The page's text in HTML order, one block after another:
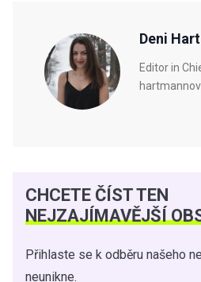
Deni
Editor in
CHCETE ČÍST TEN
NEJZAJÍMAVĚJŠÍ
Přihlaste se k odběru našeho
neunikne.